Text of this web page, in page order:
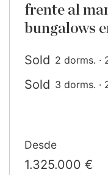
frente al
bungalows
Sold 2 dorms. ·
Sold 3 dorms. ·
Desde
1.325.000 €